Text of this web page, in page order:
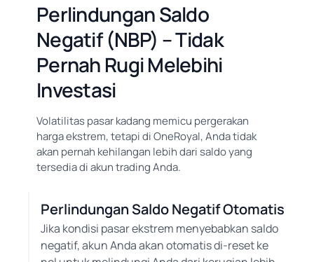
Perlindungan Saldo
Negatif (NBP) – Tidak
Pernah Rugi Melebihi
Investasi
Volatilitas pasar kadang memicu pergerakan
harga ekstrem, tetapi di OneRoyal, Anda tidak
akan pernah kehilangan lebih dari saldo yang
tersedia di akun trading Anda.
Perlindungan Saldo Negatif Otomatis
Jika kondisi pasar ekstrem menyebabkan saldo
negatif, akun Anda akan otomatis di-reset ke